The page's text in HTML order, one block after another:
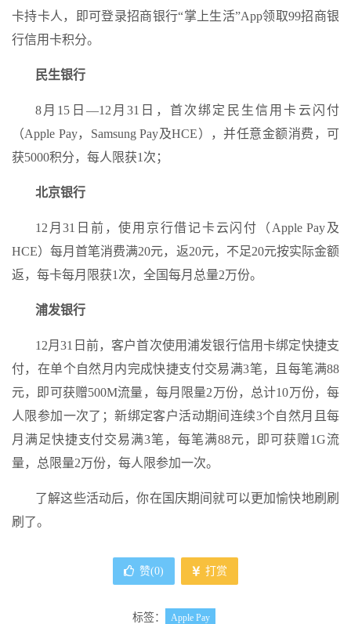
卡持卡人，即可登录招商银行“掌上生活”App领取99招商银
行信用卡积分。
民生银行
8月15日—12月31日，首次绑定民生信用卡云闪付
（Apple Pay，Samsung Pay及HCE），并任意金额消费，可
获5000积分，每人限获1次；
北京银行
12月31日前，使用京行借记卡云闪付（Apple Pay及
HCE）每月首笔消费满20元，返20元，不足20元按实际金额
返，每卡每月限获1次，全国每月总量2万份。
浦发银行
12月31日前，客户首次使用浦发银行信用卡绑定快捷支
付，在单个自然月内完成快捷支付交易满3笔，且每笔满88
元，即可获赠500M流量，每月限量2万份，总计10万份，每
人限参加一次了；新绑定客户活动期间连续3个自然月且每
月满足快捷支付交易满3笔，每笔满88元，即可获赠1G流
量，总限量2万份，每人限参加一次。
了解这些活动后，你在国庆期间就可以更加愉快地刷刷
刷了。
赞(0) 打赏
标签： Apple Pay